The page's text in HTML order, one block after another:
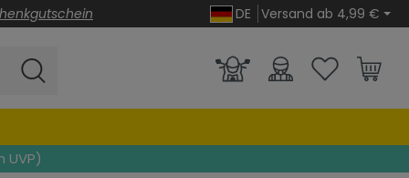
DE Versand ab 4,99 €
UVP)